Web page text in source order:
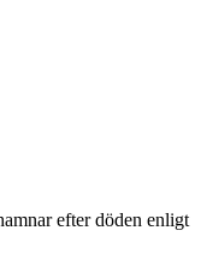
efter döden enligt